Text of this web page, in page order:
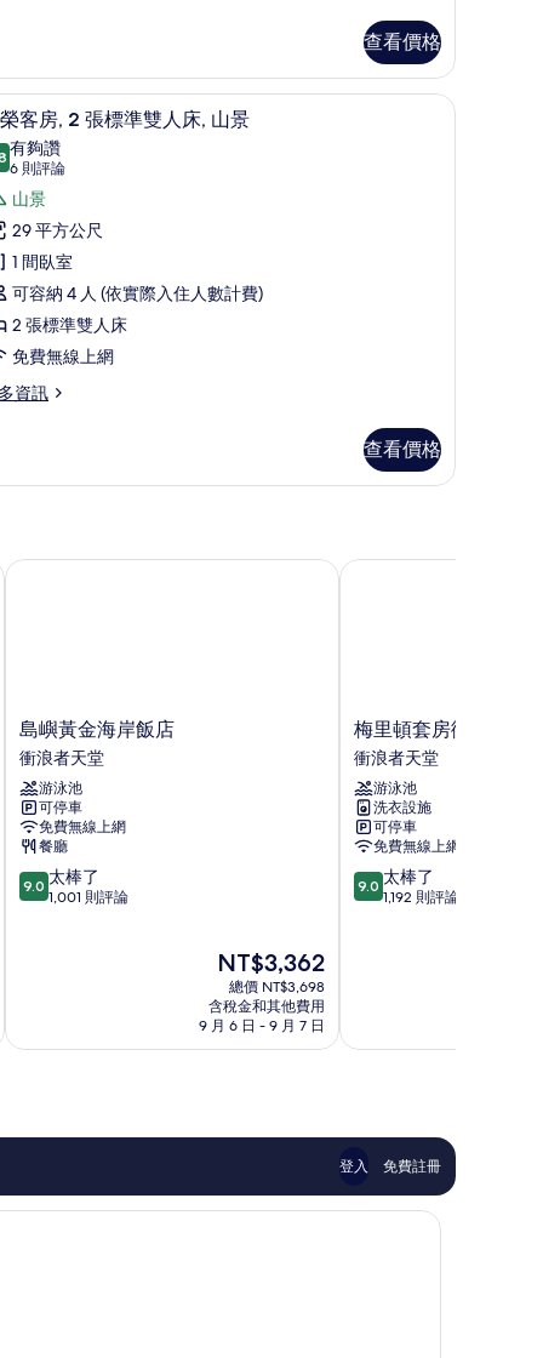
查看價格
高級寢具、迷你吧、客房內保險箱、書桌
7 客房, 2 張標準雙人床, 山景
分，滿分 10 分
有夠讚
6 則評論
(6
則
評
論)
山景
29 平方公尺
1 間臥室
可容納 4 人 (依實際入住人數計費)
2 張標準雙人床
免費無線上網
資訊
查看價格
島
嶼
黃
金
海
岸
飯
店
衝
島嶼黃金海岸飯店
衝浪者天堂
游泳池
可停車
免費無線上網
餐廳
9.0
分，
了，
論
9.0 太棒了
1,001 則評論
現
在
價
格
為
NT$3,362
總價 NT$3,698
含稅金和其他費用
9 月 6 日 - 9 月 7 日
島嶼黃金海岸飯店
梅
里
頓
套
房
衝
浪
者
天
天
梅里頓套房衝浪者天
衝浪者天堂
游泳池
洗衣設施
可停車
免費無線上網
9.0
分，
了，
論
9.0 太棒了
1,192 則評論
梅里頓套房衝浪者天堂
登入 免費註冊